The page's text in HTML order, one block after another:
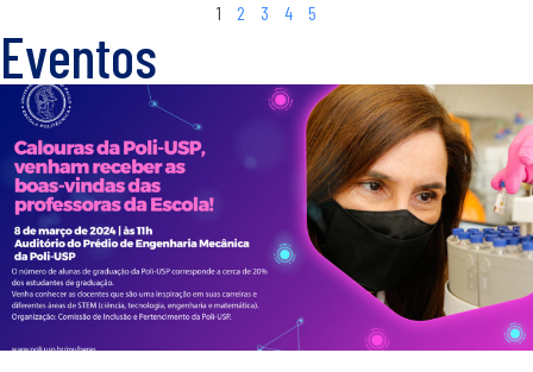
1 2 3 4 5
Eventos